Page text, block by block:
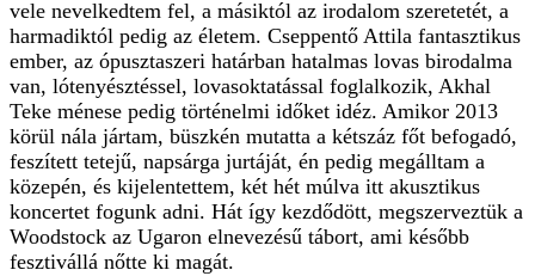
vele nevelkedtem fel, a másiktól az irodalom szeretetét, a
harmadiktól pedig az életem. Cseppentő Attila fantasztikus
ember, az ópusztaszeri határban hatalmas lovas birodalma
van, lótenyésztéssel, lovasoktatással foglalkozik, Akhal
Teke ménese pedig történelmi időket idéz. Amikor 2013
körül nála jártam, büszkén mutatta a kétszáz főt befogadó,
feszített tetejű, napsárga jurtáját, én pedig megálltam a
közepén, és kijelentettem, két hét múlva itt akusztikus
koncertet fogunk adni. Hát így kezdődött, megszerveztük a
Woodstock az Ugaron elnevezésű tábort, ami később
fesztivállá nőtte ki magát.